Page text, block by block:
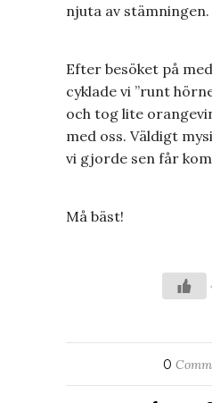
njuta av stämningen.
Efter besöket på
cyklade vi ”runt
och tog lite
med oss. Väldigt
vi gjorde sen får
Må bäst!
0